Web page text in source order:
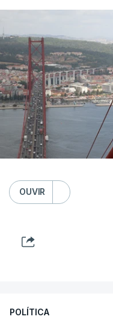
OUVIR
POLÍTICA